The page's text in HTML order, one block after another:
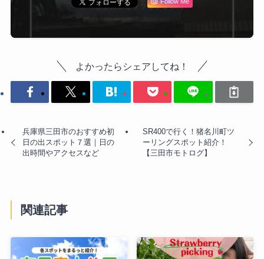
よかったらシェアしてね！
兵庫県三田市のおすすめ初
日の出スポット７選｜日の
出時間やアクセスなど
SR400で行く！猪名川町ツ
ーリングスポット紹介！
【三田市モトログ】
関連記事